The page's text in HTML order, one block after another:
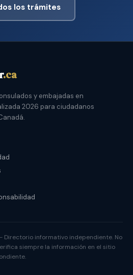
los trámites
.ca
y embajadas en
2026 para ciudadanos
informativo independiente. No
siempre la información en el sitio